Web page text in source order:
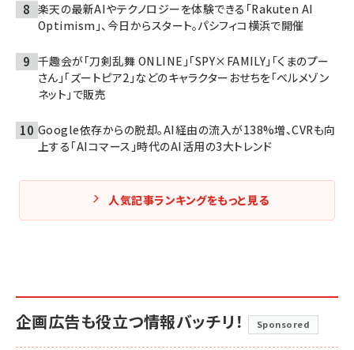
楽天の最新AIやテクノロジーを体験できる「Rakuten AI
Optimism」、今日からスタート。パシフィコ横浜で開催
千趣会が「刀剣乱舞 ONLINE」「SPY×FAMILY」「くまのプー
さん」「ズートピア2」などのキャラクターおせちを「ベルメゾン
ネット」で販売
Google依存からの脱却。AI経由の流入が138%増、CVRも向
上する「AIコマース」時代のAI活用の3大トレンド
人気記事ランキングをもっと見る
企画広告も役立つ情報バッチリ！ Sponsored